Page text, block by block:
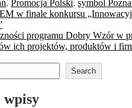
, Promocja Polski, symbol
w finale konkursu
programu Dobry Wzór w
ich projektów, produktów i
Search
wpisy